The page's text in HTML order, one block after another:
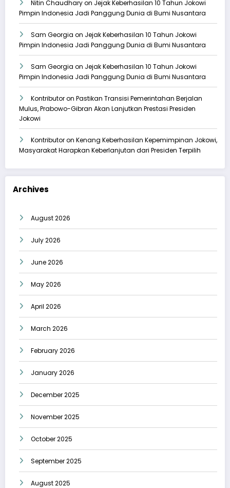
Nitin Chaudharyon Jejak Keberhasilan 10 Tahun Jokowi
Pimpin Indonesia Jadi Panggung Dunia di Bumi Nusantara
Sam Georgia on Jejak Keberhasilan 10 Tahun Jokowi
Pimpin Indonesia Jadi Panggung Dunia di Bumi Nusantara
Sam Georgia on Jejak Keberhasilan 10 Tahun Jokowi
Pimpin Indonesia Jadi Panggung Dunia di Bumi Nusantara
Kontributoron Pastikan Transisi Pemerintahan Berjalan
Mulus, Prabowo-Gibran Akan Lanjutkan Prestasi Presiden
Jokowi
Kontributoron Kenang Keberhasilan Kepemimpinan Jokowi,
Masyarakat Harapkan Keberlanjutan dari Presiden Terpilih
Archives
August 2026
July 2026
June 2026
May 2026
April 2026
March 2026
February 2026
January 2026
December 2025
November 2025
October 2025
September 2025
August 2025